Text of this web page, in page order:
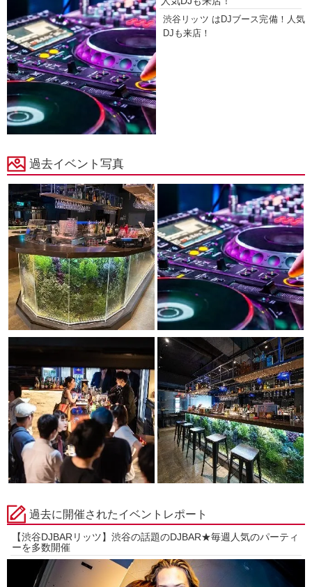
渋谷リッツ はDJブース完備！人気
DJも来店！
過去イベント写真
過去に開催されたイベントレポート
【渋谷DJBARリッツ】渋谷の話題のDJBAR★毎週人気のパーティ
ーを多数開催